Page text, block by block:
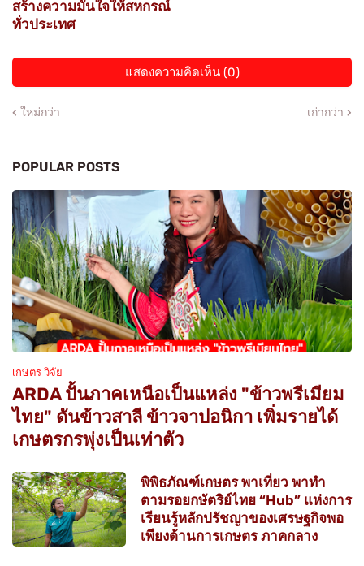
สร้างความมั่นใจให้สหกรณ์
ทั่วประเทศ
แสดงความคิดเห็น (0)
ใหม่กว่า เก่ากว่า
POPULAR POSTS
เกษตร วิจัย
ARDA ปั้นภาคเหนือเป็นแหล่ง "ข้าวพรีเมียม
ไทย" ดันข้าวสาลี ข้าวจาปอนิกา เพิ่มรายได้
เกษตรกรพุ่งเป็นเท่าตัว
พิพิธภัณฑ์เกษตร พาเที่ยว พาทำ
ตามรอยกษัตริย์ไทย “Hub” แห่งการ
เรียนรู้หลักปรัชญาของเศรษฐกิจพอ
เพียงด้านการเกษตร ภาคกลาง